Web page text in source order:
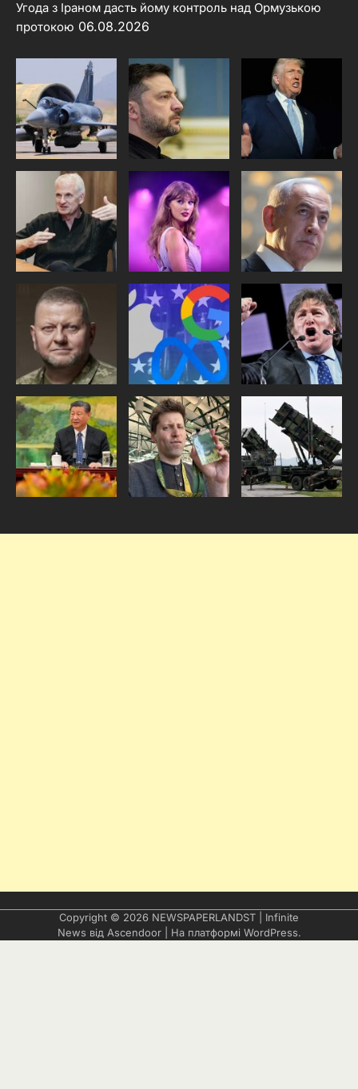
Угода з Іраном дасть йому контроль над Ормузькою
протокою 06.08.2026
Copyright © 2026 NEWSPAPERLANDST | Infinite
News від Ascendoor| На платформі WordPress.